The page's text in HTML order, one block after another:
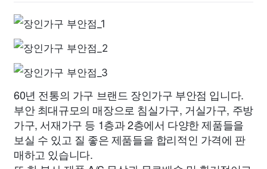
60년 전통의 가구 브랜드 장인가구 부안점 입니다.
부안 최대규모의 매장으로 침실가구, 거실가구, 주방
가구, 서재가구 등 1층과 2층에서 다양한 제품들을
보실 수 있고 질 좋은 제품들을 합리적인 가격에 판
매하고 있습니다.